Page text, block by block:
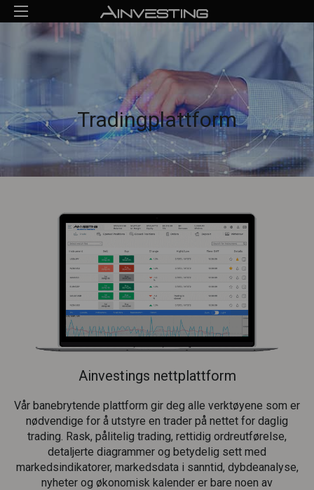
Tradingplattform
Ainvestings nettplattform
Vår banebrytende plattform gir deg alle verktøyene som er
nødvendige for å utstyre en trader på nettet for daglig
trading. Rask, pålitelig trading, rettidig ordreutførelse,
detaljerte diagrammer og betydelig sett med
markedsindikatorer, markedsdata i sanntid, dybdeanalyse,
nyheter og økonomisk kalender er bare noen av